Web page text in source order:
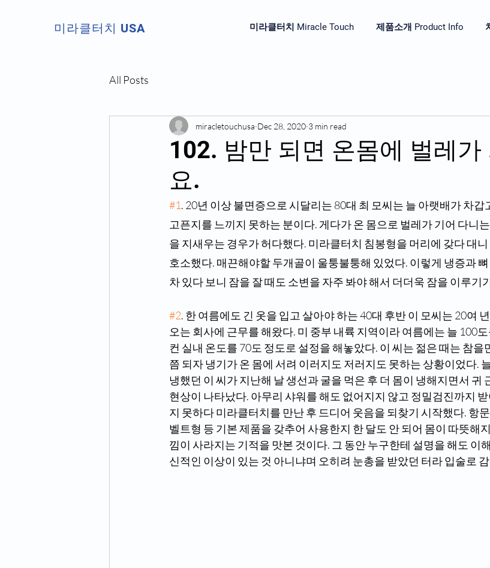
미라클터치 USA 미라클터치 Miracle Touch 제품소개 Product Info
All Posts
102. 밤만 되면 온몸에 벌레가
요.
miracletouchusa Dec 28, 2020 3 min read
#1. 20년 이상 불면증으로 시달리는 80대 최 모씨는 늘 아랫배가 차
고픈지를 느끼지 못하는 분이다. 게다가 온 몸으로 벌레가 기어 다니
을 지새우는 경우가 허다했다. 미라클터치 침봉형을 머리에 갖다 대
호소했다. 매끈해야할 두개골이 울퉁불퉁해 있었다. 이렇게 냉증과
차 있다 보니 잠을 잘 때도 소변을 자주 봐야 해서 더더욱 잠을 이루기
#2. 한 여름에도 긴 옷을 입고 살아야 하는 40대 후반 이 모씨는 20여
오는 회사에 근무를 해왔다. 미 중부 내륙 지역이라 여름에는 늘 100
컨 실내 온도를 70도 정도로 설정을 해놓았다. 이 씨는 젊은 때는 참
쯤 되자 냉기가 온 몸에 서려 이러지도 저러지도 못하는 상황이었다.
냉했던 이 씨가 지난해 날 생선과 굴을 먹은 후 더 몸이 냉해지면서 귀
현상이 나타났다. 아무리 샤워를 해도 없어지지 않고 정밀검진까지
지 못하다 미라클터치를 만난 후 드디어 웃음을 되찾기 시작했다. 항
벨트형 등 기본 제품을 갖추어 사용한지 한 달도 안 되어 몸이 따뜻해
낌이 사라지는 기적을 맛본 것이다. 그 동안 누구한테 설명을 해도 이
신적인 이상이 있는 것 아니냐며 오히려 눈총을 받았던 터라 입술로